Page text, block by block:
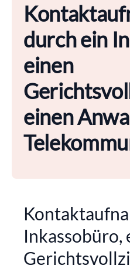
durch ein
einen
einen
Inkassobüro,